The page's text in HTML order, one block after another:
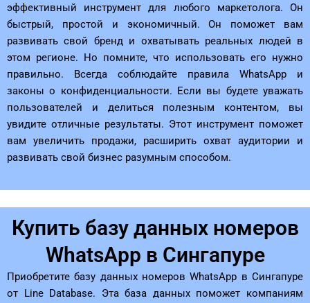
эффективный инструмент для любого маркетолога. Он
быстрый, простой и экономичный. Он поможет вам
развивать свой бренд и охватывать реальных людей в
этом регионе. Но помните, что использовать его нужно
правильно. Всегда соблюдайте правила WhatsApp и
законы о конфиденциальности. Если вы будете уважать
пользователей и делиться полезным контентом, вы
увидите отличные результаты. Этот инструмент поможет
вам увеличить продажи, расширить охват аудитории и
развивать свой бизнес разумным способом.
Купить базу данных номеров
WhatsApp в Сингапуре
Приобретите базу данных номеров WhatsApp в Сингапуре
от Line Database. Эта база данных поможет компаниям